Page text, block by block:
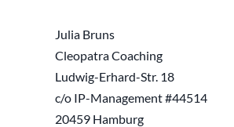
Julia Bruns
Cleopatra Coaching
Ludwig-Erhard-Str. 18
c/o IP-Management #44514
20459 Hamburg